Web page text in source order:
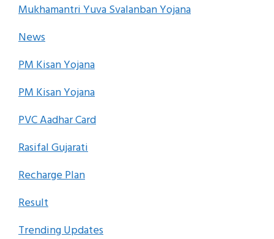
Mukhamantri Yuva Svalanban Yojana
News
PM Kisan Yojana
PM Kisan Yojana
PVC Aadhar Card
Rasifal Gujarati
Recharge Plan
Result
Trending Updates